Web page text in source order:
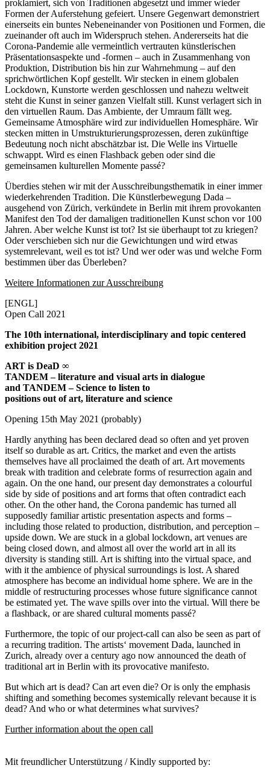
proklamiert, sich von Traditionen abgesetzt und immer wieder
Formen der Auferstehung gefeiert. Unsere Gegenwart demonstriert
einerseits ein buntes Nebeneinander von Positionen und Formen, die
zueinander oft auch im Widerspruch stehen. Andererseits hat die
Corona-Pandemie alle vermeintlich vertrauten künstlerischen
Präsentationsaspekte und -formen – auch in Zusammenhang von
Produktion, Distribution bis hin zur Wahrnehmung – auf den
sprichwörtlichen Kopf gestellt. Wir stecken in einem globalen
Lockdown, Kunstorte werden geschlossen und nahezu weltweit
steht die Kunst in seiner ganzen Vielfalt still. Kunst verlagert sich in
den virtuellen Raum. Das Ambiente, der Umraum fällt weg.
Gemeinsame Atmosphäre wird zur individuellen Homesphäre. Wir
stecken mitten in Umstrukturierungsprozessen, deren zukünftige
Bedeutung noch nicht abschätzbar ist. Die Welle ins Virtuelle
schwappt. Wird es einen Flashback geben oder sind die
gemeinsamen kulturellen Momente passé?
Überdies stehen wir mit der Ausschreibungsthematik in einer immer
wiederkehrenden Tradition. Die Künstlerbewegung Dada –
ausgehend von Zürich, verkündete in Berlin mit ihrem provokanten
Manifest den Tod der damaligen traditionellen Kunst schon vor 100
Jahren. Aber welche Kunst ist tot? Ist sie überhaupt tot zu kriegen?
Oder verschieben sich nur die Gewichtungen und wird etwas
systemrelevant, weil es tot ist? Und wer oder was und welche Form
bestimmen über das Überleben?
Weitere Informationen zur Ausschreibung
[ENGL]
Open Call 2021
The 10th international, interdisciplinary and topic centered
exhibition project 2021
ART is DeaD ∞
TANDEM – literature and visual arts in dialogue
and TANDEM – Science to listen to
positions out of art, literature and science
Opening 15th May 2021 (probably)
Hardly anything has been declared dead so often and yet proven
itself so durable as art. Critics, the market and even the artists
themselves have all proclaimed the death of art. Art movements
break with tradition and celebrate forms of resurrection again and
again. On the one hand, our present day demonstrates a colourful
side by side of positions and art forms that often contradict each
other. On the other hand, the Corona pandemic has turned all
supposedly familiar artistic presentation aspects and forms –
including those related to production, distribution, and perception –
upside down. We are stuck in a global lockdown, art venues are
being closed down, and almost all over the world art in all its
diversity is standing still. Art is shifting into the virtual space, and
with it the ambience of physical surroundings is lost. A shared
atmosphere has become an individual home sphere. We are in the
middle of restructuring processes whose future significance cannot
be estimated yet. The wave spills over into the virtual. Will there be
a flashback, or are shared cultural moments passé?
Furthermore, the topic of our project-call can also be seen as part of
a recurring tradition. The artists‘ movement Dada, launched in
Zurich, already over a century ago now announced the death of
traditional art in Berlin with its provocative manifesto.
But which art is dead? Can art even die? Or is only the emphasis
shifting and something becomes systemically relevant because it is
dead? And who or what determines what survives?
Further information about the open call
Mit freundlicher Unterstützung / Kindly supported by: